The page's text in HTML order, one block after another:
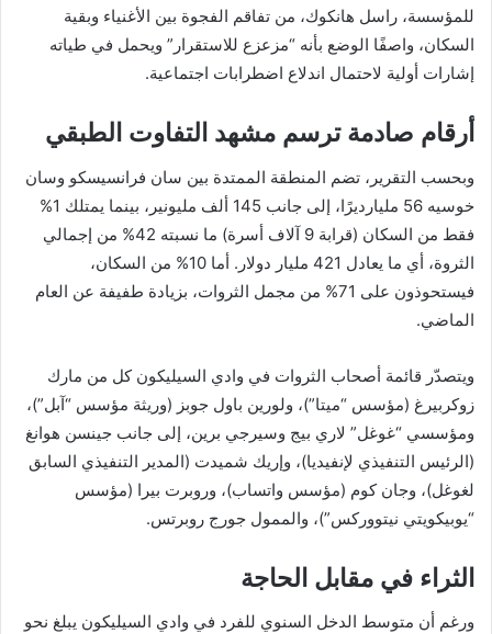
للمؤسسة، راسل هانكوك، من تفاقم الفجوة بين الأغنياء وبقية
السكان، واصفًا الوضع بأنه “مزعزع للاستقرار” ويحمل في طياته
إشارات أولية لاحتمال اندلاع اضطرابات اجتماعية.
أرقام صادمة ترسم مشهد التفاوت الطبقي
وبحسب التقرير، تضم المنطقة الممتدة بين سان فرانسيسكو وسان
خوسيه 56 مليارديرًا، إلى جانب 145 ألف مليونير، بينما يمتلك 1%
فقط من السكان (قرابة 9 آلاف أسرة) ما نسبته 42% من إجمالي
الثروة، أي ما يعادل 421 مليار دولار. أما 10% من السكان،
فيستحوذون على 71% من مجمل الثروات، بزيادة طفيفة عن العام
الماضي.
ويتصدّر قائمة أصحاب الثروات في وادي السيليكون كل من مارك
زوكربيرغ (مؤسس “ميتا”)، ولورين باول جوبز (وريثة مؤسس “آبل”)،
ومؤسسي “غوغل” لاري بيج وسيرجي برين، إلى جانب جينسن هوانغ
(الرئيس التنفيذي لإنفيديا)، وإريك شميدت (المدير التنفيذي السابق
لغوغل)، وجان كوم (مؤسس واتساب)، وروبرت بيرا (مؤسس
“يوبيكويتي نيتووركس”)، والممول جورج روبرتس.
الثراء في مقابل الحاجة
ورغم أن متوسط الدخل السنوي للفرد في وادي السيليكون يبلغ نحو